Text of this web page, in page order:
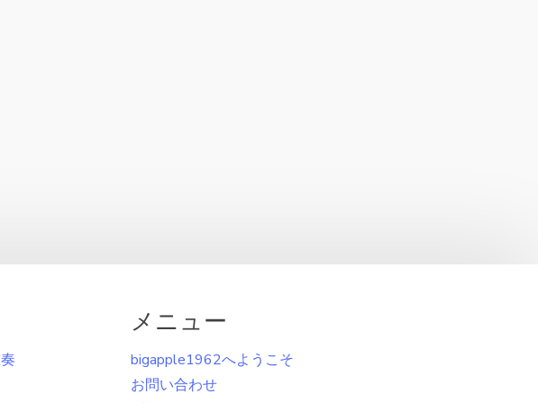
メニュー
bigapple1962へようこそ
お問い合わせ